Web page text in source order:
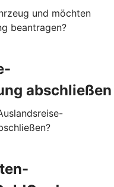
und möchten
beantragen?
abschließen